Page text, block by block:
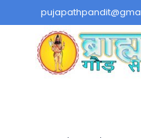
to
content